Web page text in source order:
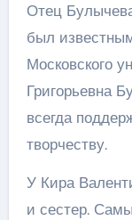
Отец
был
Московского
Григорьевна
всегда
творчеству.
У Кира
и сестер.